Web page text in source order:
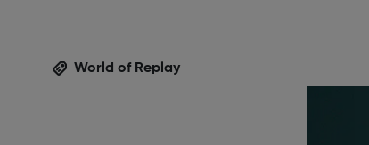
World of Replay